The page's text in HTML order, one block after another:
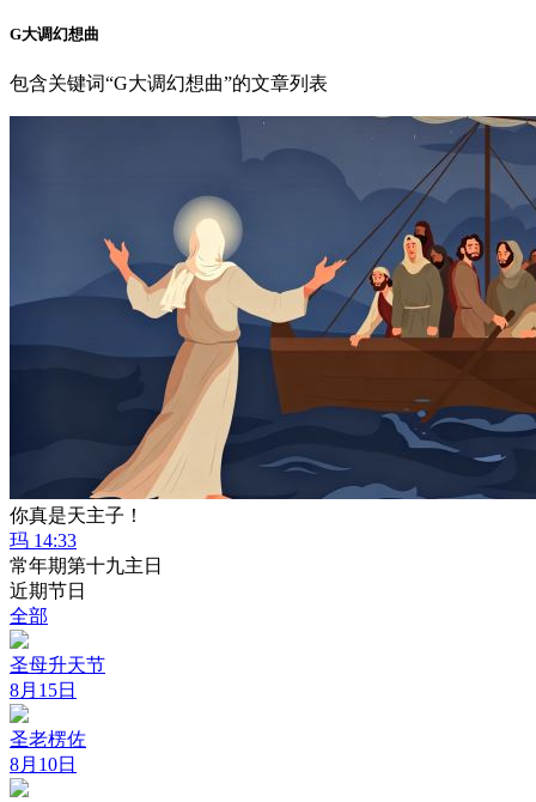
G大调幻想曲
包含关键词“G大调幻想曲”的文章列表
你真是天主子！
玛 14:33
常年期第十九主日
近期节日
全部
圣母升天节
8月15日
圣老楞佐
8月10日